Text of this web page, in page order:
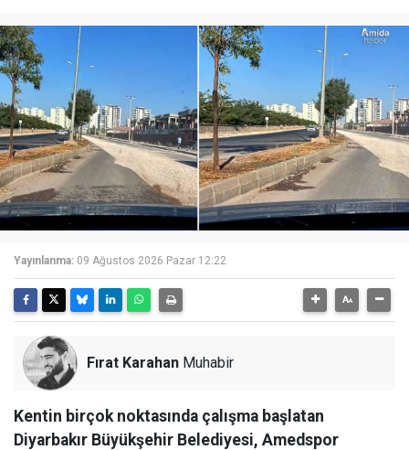
Yayınlanma: 09 Ağustos 2026 Pazar 12:22
Fırat Karahan Muhabir
Kentin birçok noktasında çalışma başlatan
Diyarbakır Büyükşehir Belediyesi, Amedspor